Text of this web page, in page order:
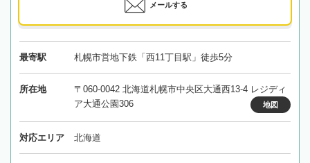
メールする
最寄駅 札幌市営地下鉄「西11丁目駅」徒歩5分
所在地
〒060-0042 北海道札幌市中央区大通西13-4 レジディ
ア大通公園306
地図
対応エリア 北海道